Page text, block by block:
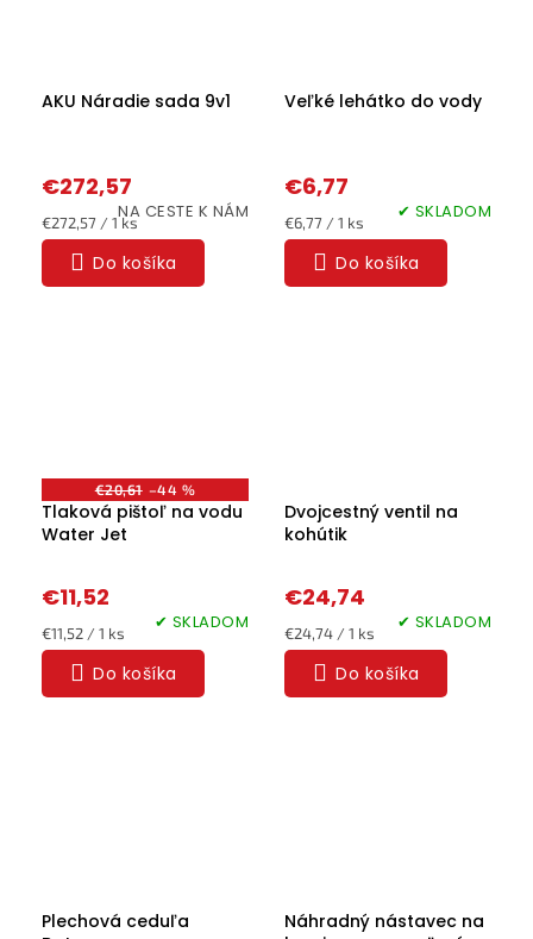
AKU Náradie sada 9v1
NA CESTE K NÁM
€272,57
Jednotková
cena:
€272,57 / 1 ks
Do košíka
Veľké lehátko do vody
✔ SKLADOM
€6,77
Jednotková
cena:
€6,77 / 1 ks
Do košíka
€20,61 –44 %
Tlaková pištoľ na vodu
Water Jet
✔ SKLADOM
€11,52
Jednotková
cena:
€11,52 / 1 ks
Do košíka
Dvojcestný ventil na
kohútik
✔ SKLADOM
€24,74
Jednotková
cena:
€24,74 / 1 ks
Do košíka
Plechová ceduľa
Náhradný nástavec na